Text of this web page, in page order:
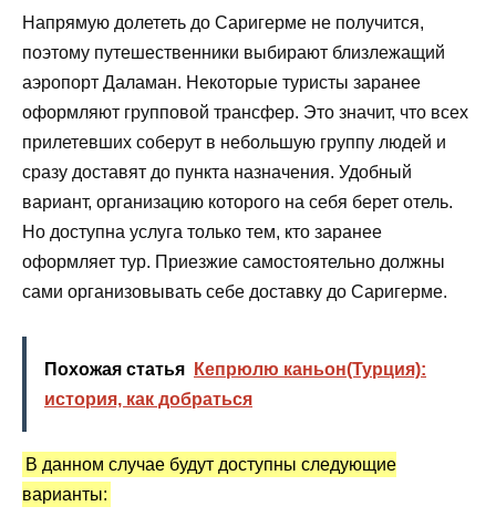
Напрямую долететь до Саригерме не получится,
поэтому путешественники выбирают близлежащий
аэропорт Даламан. Некоторые туристы заранее
оформляют групповой трансфер. Это значит, что всех
прилетевших соберут в небольшую группу людей и
сразу доставят до пункта назначения. Удобный
вариант, организацию которого на себя берет отель.
Но доступна услуга только тем, кто заранее
оформляет тур. Приезжие самостоятельно должны
сами организовывать себе доставку до Саригерме.
Похожая статья
Кепрюлю каньон(Турция):
история, как добраться
В данном случае будут доступны следующие
варианты: